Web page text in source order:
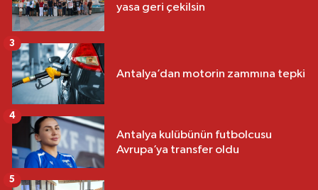
yasa geri çekilsin
Antalya’dan motorin zammına tepki
3
Antalya kulübünün futbolcusu
Avrupa’ya transfer oldu
4
5